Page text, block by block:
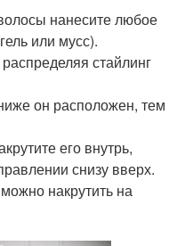
нанесите любое
или мусс).
стайлинг
он расположен, тем
его внутрь,
снизу вверх.
накрутить на